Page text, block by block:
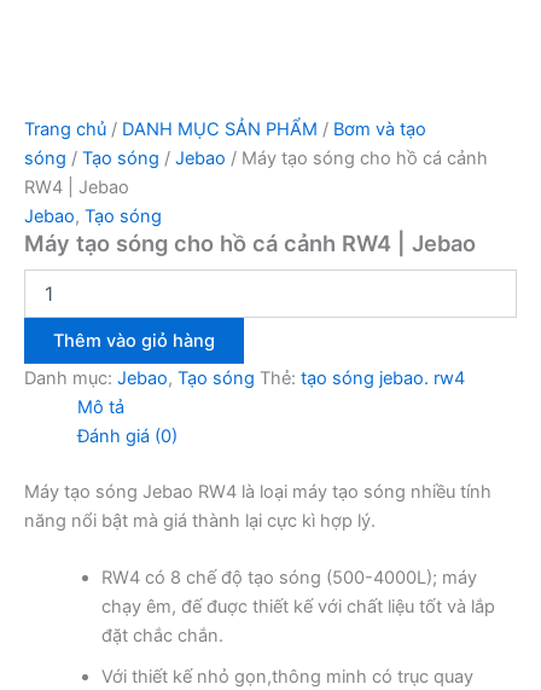
Trang chủ / DANH MỤC SẢN PHẨM / Bơm và tạo
sóng / Tạo sóng / Jebao / Máy tạo sóng cho hồ cá cảnh
RW4 | Jebao
Jebao, Tạo sóng
Máy tạo sóng cho hồ cá cảnh RW4 | Jebao
Thêm vào giỏ hàng
Danh mục: Jebao, Tạo sóng Thẻ: tạo sóng jebao. rw4
Mô tả
Đánh giá (0)
Máy tạo sóng Jebao RW4 là loại máy tạo sóng nhiều tính
năng nổi bật mà giá thành lại cực kì hợp lý.
RW4 có 8 chế độ tạo sóng (500-4000L); máy
chạy êm, đế đuợc thiết kế với chất liệu tốt và lắp
đặt chắc chắn.
Với thiết kế nhỏ gọn,thông minh có trục quay